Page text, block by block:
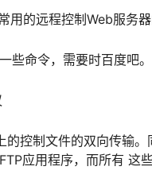
用的远程控制Web服务器
些命令，需要时百度吧。
的控制文件的双向传输
应用程序，而所有 这